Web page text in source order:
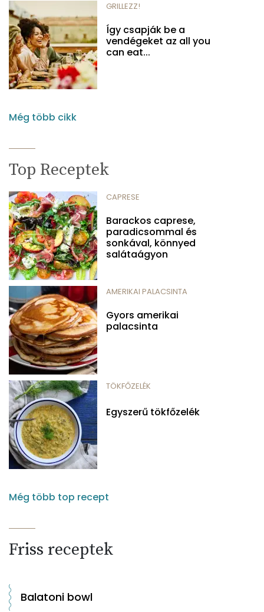
GRILLEZZ!
Így csapják be a
vendégeket az all you
can eat...
Még több cikk
Top Receptek
CAPRESE
Barackos caprese,
paradicsommal és
sonkával, könnyed
salátaágyon
AMERIKAI PALACSINTA
Gyors amerikai
palacsinta
TÖKFŐZELÉK
Egyszerű tökfőzelék
Még több top recept
Friss receptek
Balatoni bowl